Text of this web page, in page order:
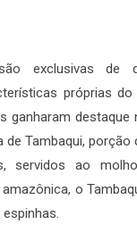
exclusivas de
próprias do
ganharam destaque
de Tambaqui, porção
servidos ao
o